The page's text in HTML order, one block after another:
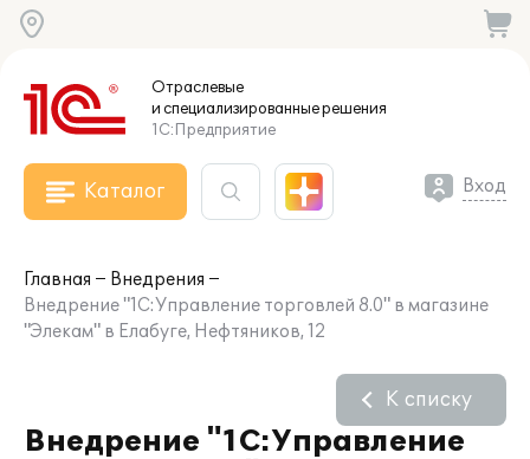
Отраслевые
и специализированныерешения
1С:Предприятие
Каталог Вход
Главная
Внедрения
Внедрение "1С:Управление торговлей 8.0" в магазине
"Элекам" в Елабуге, Нефтяников, 12
Внедрение "1С:Управление
К списку